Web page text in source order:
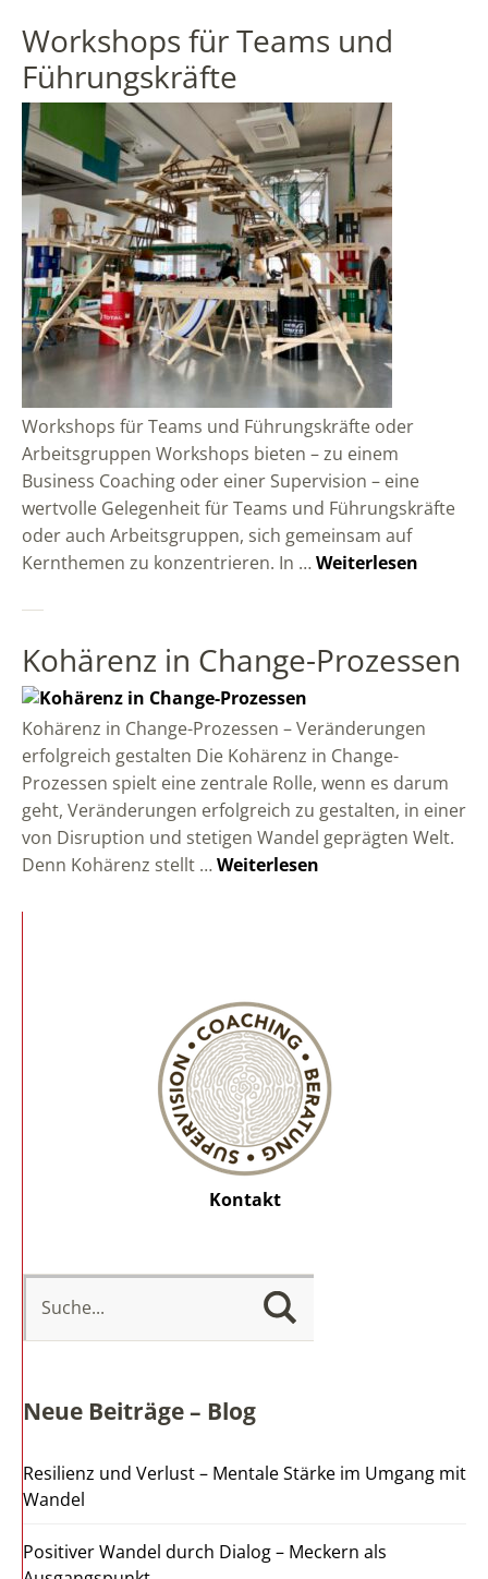
Workshops für Teams und
Führungskräfte
Workshops für Teams und Führungskräfte oder
Arbeitsgruppen Workshops bieten – zu einem
Business Coaching oder einer Supervision – eine
wertvolle Gelegenheit für Teams und Führungskräfte
oder auch Arbeitsgruppen, sich gemeinsam auf
Kernthemen zu konzentrieren. In …Weiterlesen
Kohärenz in Change-Prozessen
Kohärenz in Change-Prozessen – Veränderungen
erfolgreich gestalten Die Kohärenz in Change-
Prozessen spielt eine zentrale Rolle, wenn es darum
geht, Veränderungen erfolgreich zu gestalten, in einer
von Disruption und stetigen Wandel geprägten Welt.
Denn Kohärenz stellt …Weiterlesen
Kontakt
Neue Beiträge – Blog
Resilienz und Verlust – Mentale Stärke im Umgang mit
Wandel
Positiver Wandel durch Dialog – Meckern als